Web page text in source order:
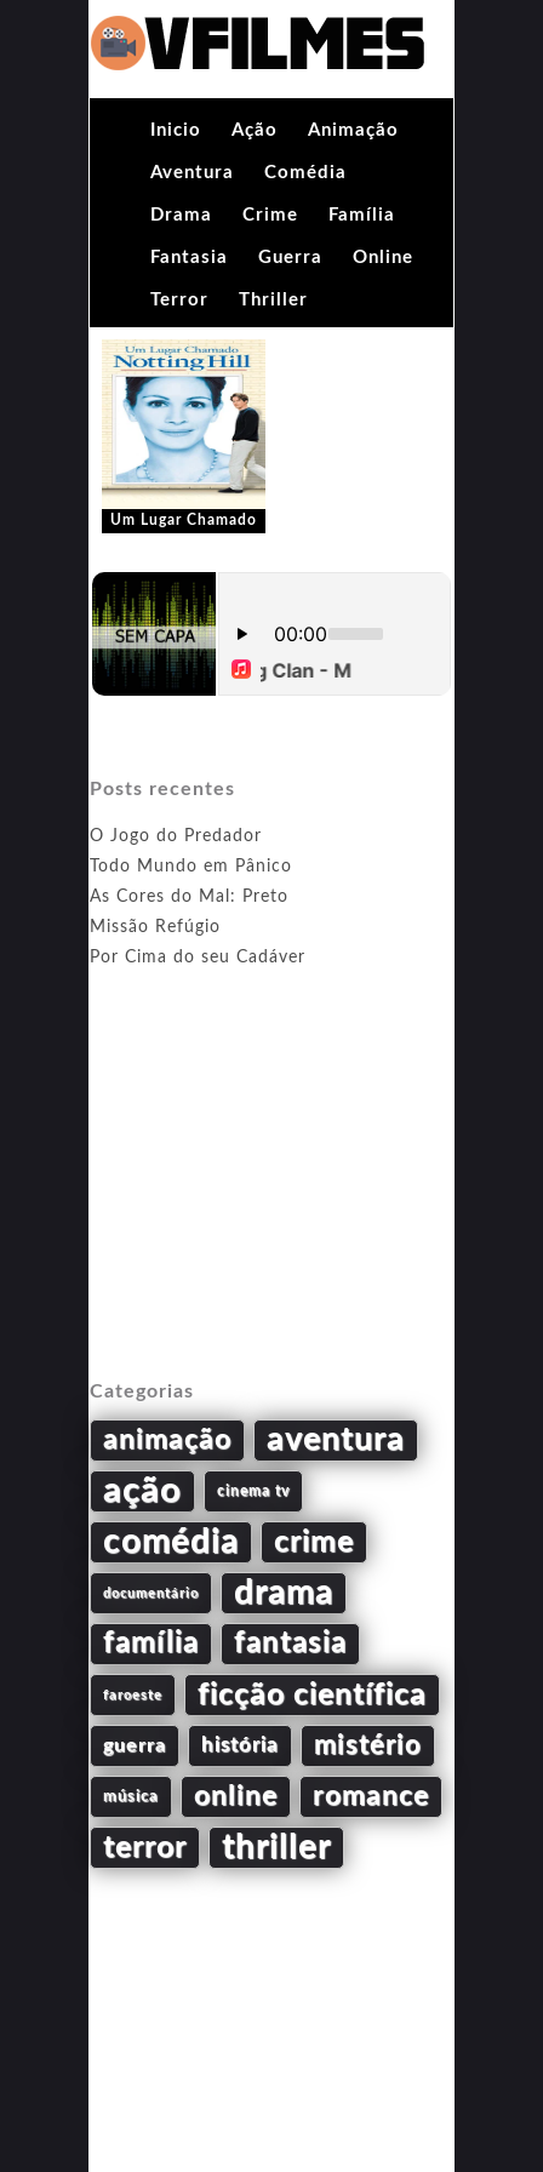
Inicio Ação Animação
Aventura Comédia
Drama Crime Família
Fantasia Guerra Online
Terror Thriller
Um Lugar Chamado
Posts recentes
O Jogo do Predador
Todo Mundo em Pânico
As Cores do Mal: Preto
Missão Refúgio
Por Cima do seu Cadáver
Categorias
animação aventura
ação cinema tv
comédia crime
documentário drama
família fantasia
faroeste ficção científica
guerra história mistério
música online romance
terror thriller